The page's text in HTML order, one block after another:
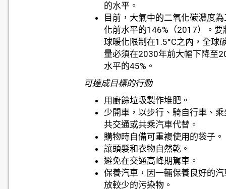
的水平。
目前，大氣中的二氧化碳濃度
化前水平的146%（2017）。要
球暖化限制在1.5°C之內，全球
量必須在2030年前大幅下降至
水平的45%。
可達成目標的行動
用廚餘垃圾製作堆肥。
少開車，以步行、騎自行車、乘
共交通或共乘汽車代替。
購物時自備可重複使用的袋子。
讓頭髮和衣物自然乾。
避免在交通高峰期駕車。
保養汽車，因一輛保養良好的汽
放較少的污染物。